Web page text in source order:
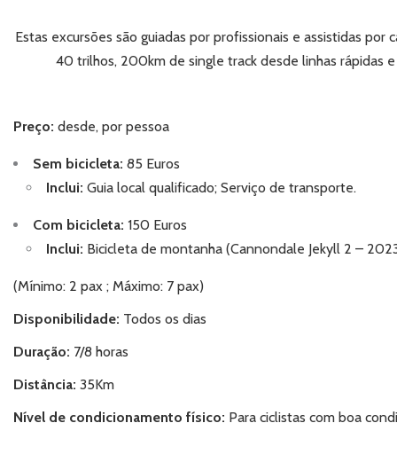
Estas excursões são guiadas por profissionais e assistidas
40 trilhos, 200km de single track desde linhas rápidas
Preço: desde, por pessoa
Sem bicicleta: 85 Euros
Inclui: Guia local qualificado; Serviço de transporte.
Com bicicleta: 150 Euros
Inclui: Bicicleta de montanha (Cannondale Jekyll 2 –
(Mínimo: 2 pax ; Máximo: 7 pax)
Disponibilidade: Todos os dias
Duração: 7/8 horas
Distância: 35Km
Nível de condicionamento físico: Para ciclistas com boa